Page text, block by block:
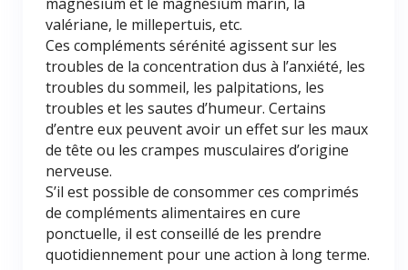
valériane, le millepertuis, etc.
Ces compléments sérénité agissent sur les
troubles de la concentration dus à l’anxiété, les
troubles du sommeil, les palpitations, les
troubles et les sautes d’humeur. Certains
d’entre eux peuvent avoir un effet sur les maux
de tête ou les crampes musculaires d’origine
nerveuse.
S’il est possible de consommer ces comprimés
de compléments alimentaires en cure
ponctuelle, il est conseillé de les prendre
quotidiennement pour une action à long terme.